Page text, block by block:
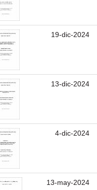
19-dic-2024
13-dic-2024
4-dic-2024
13-may-2024